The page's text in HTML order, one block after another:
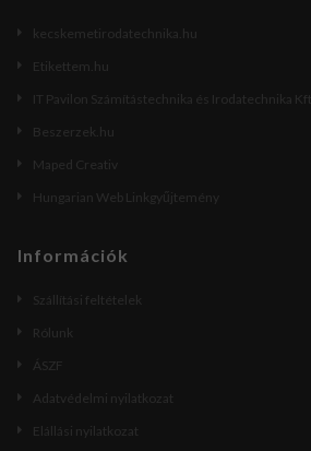
kecskemetirodatechnika.hu
Etikettem.hu
IT Pavilon Számítástechnika és Irodatechnika Kft.
Beszerzek.hu
Maped Creativ
Hungarian Web Linkgyűjtemény
Információk
Szállítási feltételek
Rólunk
ÁSZF
Adatvédelmi nyilatkozat
Elállási nyilatkozat